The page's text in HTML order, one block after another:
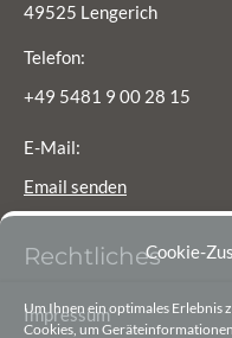
Cookie-
Um Ihnen ein optimales Erlebnis
Cookies, um
49525 Lengerich
Telefon:
+49 5481 9 00 28 15
E-Mail:
Email senden
Rechtliches
Impressum